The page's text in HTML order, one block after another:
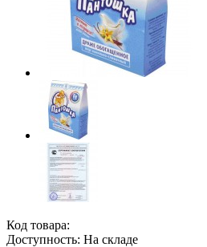
Код товара:
Доступность: На складе